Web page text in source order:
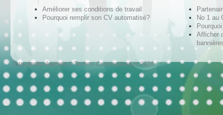
Améliorer ses conditions de travail
Pourquoi remplir son CV automatisé?
No 1 au
Afficher
Tous droits réservés © Techno-Communication 2026